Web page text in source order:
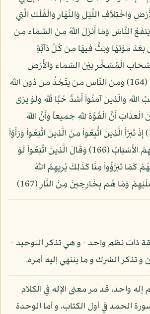
وَاخْتِلاَفِ اللَّيْلِ وَالنَّهَارِ وَالْفُلْكِ الَّتِي
النَّاسَ وَمَا أَنزَلَ اللّهُ مِنَ السَّمَاء مِن
بَعْدَ مَوْتِهَا وَبَثَّ فِيهَا مِن كُلِّ دَآبَّةٍ
الْمُسَخِّرِ بَيْنَ السَّمَاء وَالأَرْضِ
لآيَاتٍ لِّقَوْمٍ يَعْقِلُونَ (164) وَمِنَ النَّاسِ مَن يَتَّخِذُ مِن دُونِ اللّهِ
اللّهِ وَالَّذِينَ آمَنُواْ أَشَدُّ حُبًّا لِّلّهِ وَلَوْ يَرَى
الْعَذَابَ أَنَّ الْقُوَّةَ لِلّهِ جَمِيعاً وَأَنَّ اللّهَ
شَدِيدُ الْعَذَابِ (165) إِذْ تَبَرَّأَ الَّذِينَ اتُّبِعُواْ مِنَ الَّذِينَ اتَّبَعُواْ وَرَأَوُاْ
الْعَذَابَ وَتَقَطَّعَتْ بِهِمُ الأَسْبَابُ (166) وَقَالَ الَّذِينَ اتَّبَعُواْ لَوْ
كَمَا تَبَرَّؤُواْ مِنَّا كَذَلِكَ يُرِيهِمُ اللّهُ
وَمَا هُم بِخَارِجِينَ مِنَ النَّارِ (167)
ذات نظم واحد - و هي تذكر التوحيد -
و تذكر الشرك و ما ينتهي إليه أمره.
واحد، قد مر معنى الإله في الكلام
الحمد في أول الكتاب، و أما الوحدة